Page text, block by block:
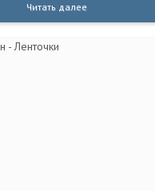
Читать далее